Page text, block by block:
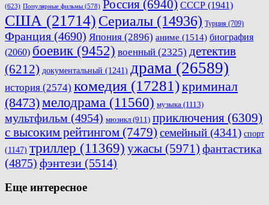
(623) Популярные фильмы (578) Россия (6940) СССР (1941)
США (21714) Сериалы (14936) Турция (709)
Франция (4690) Япония (2896) аниме (1514) биография
(2060) боевик (9452) военный (2325) детектив
(6212) документальный (1241) драма (26589)
история (2574) комедия (17281)криминал
(8473)мелодрама (11560) музыка (1113)
мультфильм (4954) мюзикл (911) приключения (6309)
с высоким рейтингом (7479) семейный (4341) спорт
(1147) триллер (11369) ужасы (5971) фантастика
(4875) фэнтези (5514)
Еще интересное